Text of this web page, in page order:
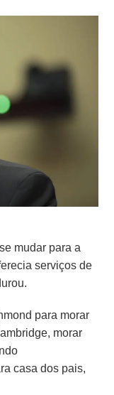
mudar para a
serviços de
para morar
morar
casa dos pais,